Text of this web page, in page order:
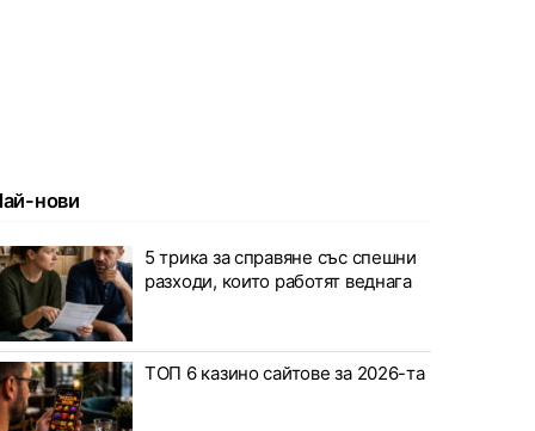
нови
5 трика за справяне със спешни
разходи, които работят веднага
ТОП 6 казино сайтове за 2026-та